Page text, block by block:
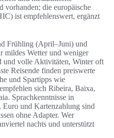
vorhanden; die europäische
ist empfehlenswert, ergänzt
Frühling (April–Juni) und
mildes Wetter und weniger
und volle Aktivitäten, Winter oft
Reisende finden preiswerte
und Spartipps wie
sich Ribeira, Baixa,
Sprachkenntnisse in
Euro und Kartenzahlung sind
ohne Adapter. Wer
nachts und unterstützt